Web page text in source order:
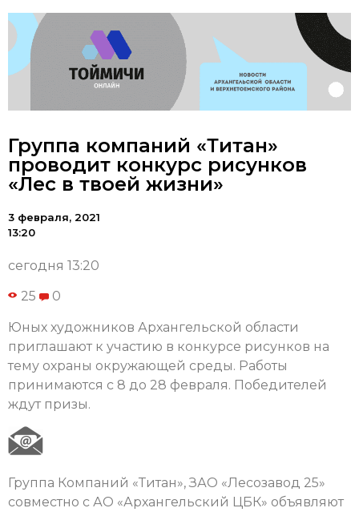
Группа компаний «Титан»
проводит конкурс рисунков
«Лес в твоей жизни»
3 февраля, 2021
13:20
сегодня 13:20
25 0
Юных художников Архангельской области
приглашают к участию в конкурсе рисунков на
тему охраны окружающей среды. Работы
принимаются с 8 до 28 февраля. Победителей
ждут призы.
Группа Компаний «Титан», ЗАО «Лесозавод 25»
совместно с АО «Архангельский ЦБК» объявляют